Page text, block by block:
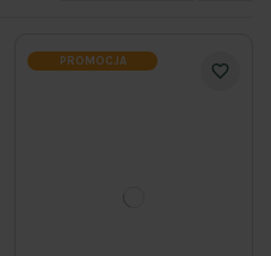
PROMOCJA